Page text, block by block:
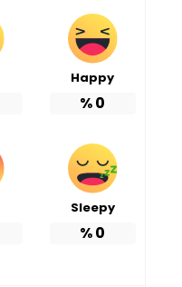
Happy
0
%
Sleepy
0
%